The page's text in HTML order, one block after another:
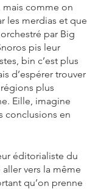
mais comme on
les merdias et que
par Big
pis leur
bin c’est plus
d’espérer trouver
plus
Eille, imagine
conclusions en
éditorialiste du
vers la même
qu’on prenne